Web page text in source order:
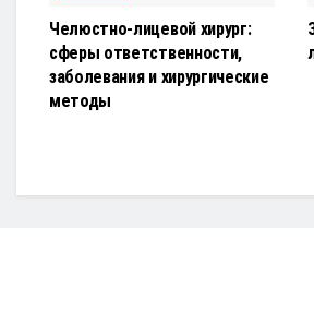
Челюстно-лицевой хирург:
сферы ответственности,
заболевания и хирургические
методы